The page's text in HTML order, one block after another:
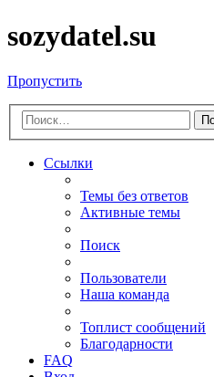
sozydatel.su
Пропустить
Ссылки
Темы без ответов
Активные темы
Поиск
Пользователи
Наша команда
Топлист сообщений
Благодарности
FAQ